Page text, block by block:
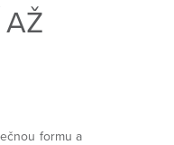
formu a